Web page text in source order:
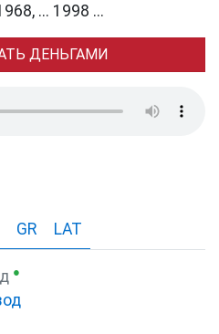
... 1998 ...
ДЕНЬГАМИ
GR LAT
●